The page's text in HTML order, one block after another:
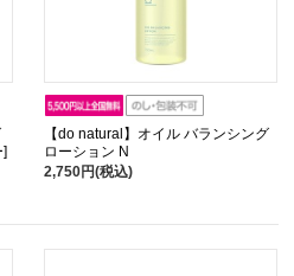
【do natural】オイル バランシング
ローション N
2,750円(税込)